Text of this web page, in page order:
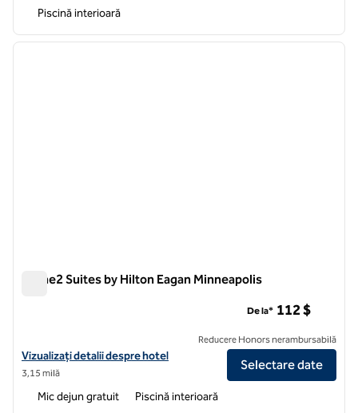
Piscină interioară
1 din 12
Home2 Suites by Hilton Eagan Minneapolis
Vizualizați detaliile hotelului pentru Home2 Suites by Hilton Eagan
Vizualizați detalii despre hotel
3,15 milă
De la* 112 $
Reducere Honors nerambursabilă
Selectare date
Mic dejun gratuit Piscină interioară